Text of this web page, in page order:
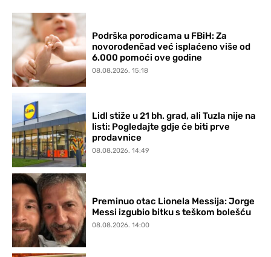
Podrška porodicama u FBiH: Za
novorođenčad već isplaćeno više od
6.000 pomoći ove godine
08.08.2026. 15:18
Lidl stiže u 21 bh. grad, ali Tuzla nije na
listi: Pogledajte gdje će biti prve
prodavnice
08.08.2026. 14:49
Preminuo otac Lionela Messija: Jorge
Messi izgubio bitku s teškom bolešću
08.08.2026. 14:00